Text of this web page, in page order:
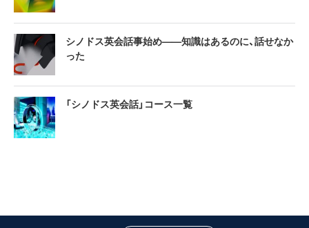
シノドス英会話事始め——知識はあるのに、話せなか
った
「シノドス英会話」コース一覧